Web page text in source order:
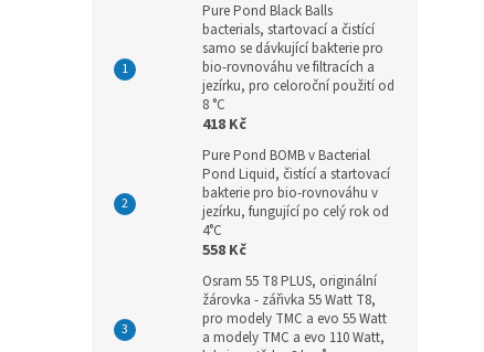
Pure Pond Black Balls
bacterials, startovací a čistící
samo se dávkující bakterie pro
bio-rovnováhu ve filtracích a
jezírku, pro celoroční použití od
8 °C
418 Kč
Pure Pond BOMB v Bacterial
Pond Liquid, čistící a startovací
bakterie pro bio-rovnováhu v
jezírku, fungující po celý rok od
4°C
558 Kč
Osram 55 T8 PLUS, originální
žárovka - zářivka 55 Watt T8,
pro modely TMC a evo 55 Watt
a modely TMC a evo 110 Watt,